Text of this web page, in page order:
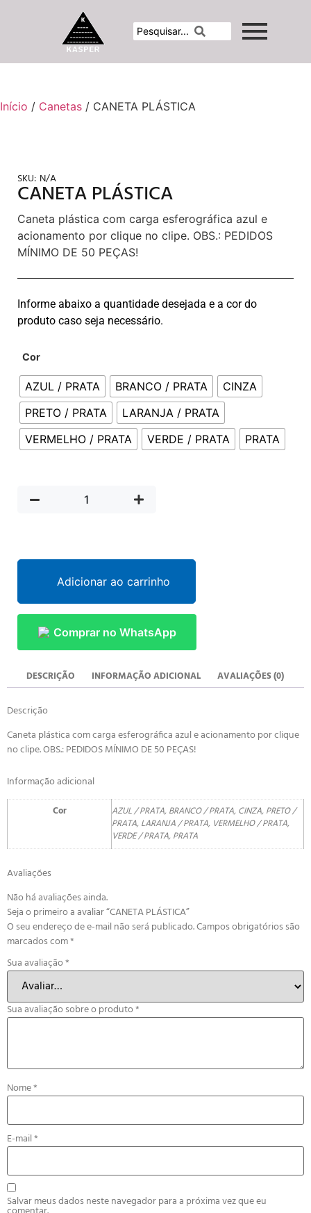
Início / Canetas / CANETA PLÁSTICA
SKU: N/A
CANETA PLÁSTICA
Caneta plástica com carga esferográfica azul e
acionamento por clique no clipe. OBS.: PEDIDOS
MÍNIMO DE 50 PEÇAS!
Informe abaixo a quantidade desejada e a cor do
produto caso seja necessário.
Cor
AZUL / PRATA BRANCO / PRATA
CINZA
PRETO / PRATA
LARANJA / PRATA
VERMELHO / PRATA
VERDE / PRATA PRATA
Adicionar ao carrinho
Comprar no WhatsApp
DESCRIÇÃO INFORMAÇÃO ADICIONAL AVALIAÇÕES (0)
Descrição
Caneta plástica com carga esferográfica azul e acionamento por clique
no clipe. OBS.: PEDIDOS MÍNIMO DE 50 PEÇAS!
Informação adicional
Cor
AZUL / PRATA, BRANCO / PRATA, CINZA, PRETO /
PRATA, LARANJA / PRATA, VERMELHO / PRATA,
VERDE / PRATA, PRATA
Avaliações
Não há avaliações ainda.
Seja o primeiro a avaliar “CANETA PLÁSTICA”
O seu endereço de e-mail não será publicado.Campos obrigatórios são
marcados com*
Sua avaliação*
Sua avaliação sobre o produto*
Nome*
E-mail*
Salvar meus dados neste navegador para a próxima vez que eu